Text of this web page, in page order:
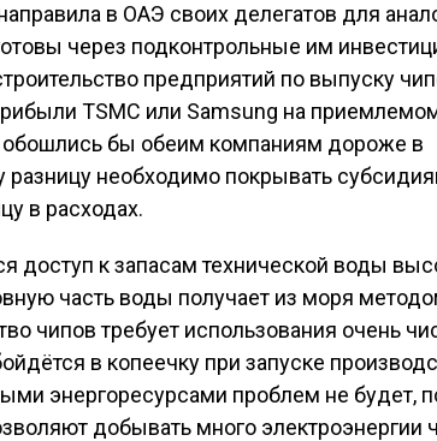
в ОАЭ своих делегатов для
через подконтрольные им
предприятий по выпуску
TSMC или Samsung на
бы обеим компаниям дороже в
разницу необходимо покрывать
в расходах.
доступ к запасам технической воды
часть воды получает из моря
чипов требует использования очень
в копеечку при запуске
энергоресурсами проблем не будет,
добывать много электроэнергии